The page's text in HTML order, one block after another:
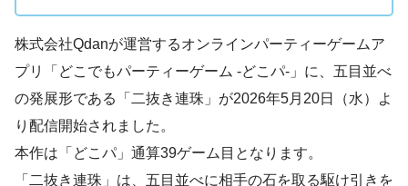
株式会社Qdanが運営するオンラインパーティーゲームア
プリ「どこでもパーティーゲーム ‐どこパ‐」に、五目並べ
の発展形である「二抜き連珠」が2026年5月20日（水）よ
り配信開始されました。
本作は「どこパ」通算39ゲーム目となります。
「二抜き連珠」は、五目並べに相手の石を取る駆け引きを